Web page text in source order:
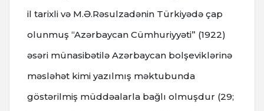
il tarixli və M.Ə.Rəsulzadənin Türkiyədə çap
olunmuş “Azərbaycan Cümhuriyyəti” (1922)
əsəri münasibətilə Azərbaycan bolşeviklərinə
məsləhət kimi yazılmış məktubunda
göstərilmiş müddəalarla bağlı olmuşdur (29;